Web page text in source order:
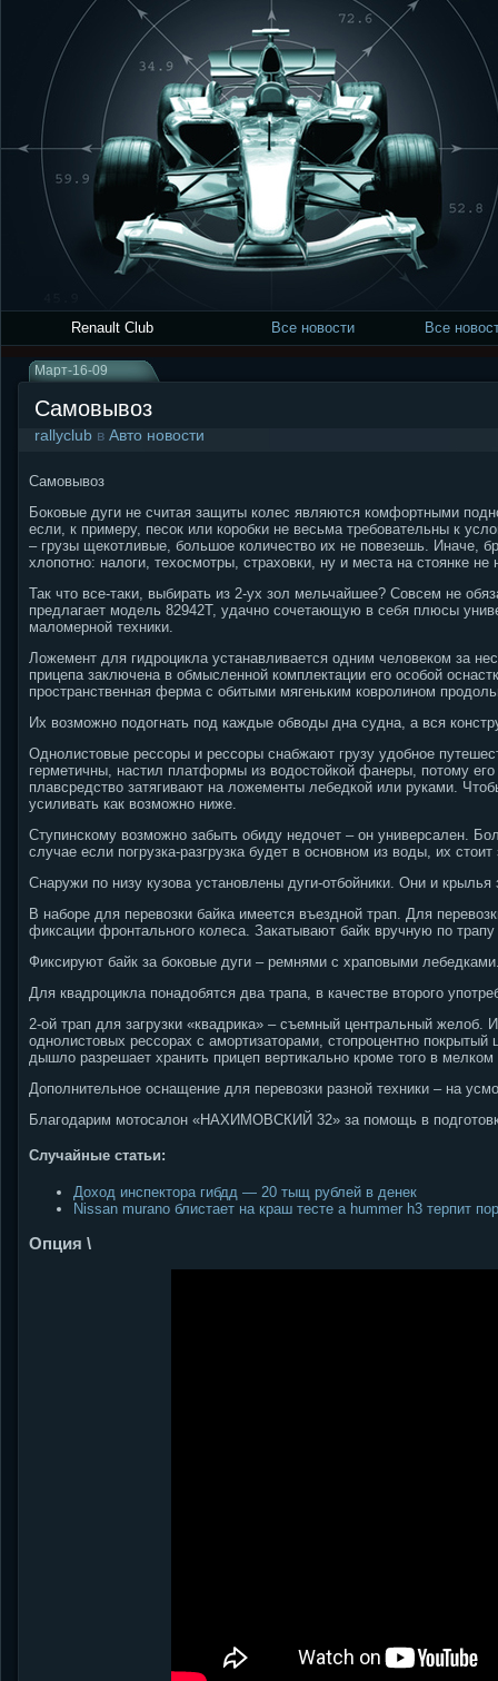
Renault Club Все новости Все
Март-16-09
Самовывоз
rallyclub в Авто новости
Самовывоз
Боковые дуги не считая защиты колес являются комфортными
если, к примеру, песок или коробки не весьма требовательны к
– грузы щекотливые, большое количество их не повезешь. Иначе,
хлопотно: налоги, техосмотры, страховки, ну и места на стоянке не
Так что все-таки, выбирать из 2-ух зол мельчайшее? Совсем не
предлагает модель 82942Т, удачно сочетающую в себя плюсы
маломерной техники.
Ложемент для гидроцикла устанавливается одним человеком за
прицепа заключена в обмысленной комплектации его особой
пространственная ферма с обитыми мягеньким ковролином
Их возможно подогнать под каждые обводы дна судна, а вся
Однолистовые рессоры и рессоры снабжают грузу удобное
герметичны, настил платформы из водостойкой фанеры, потому
плавсредство затягивают на ложементы лебедкой или руками.
усиливать как возможно ниже.
Ступинскому возможно забыть обиду недочет – он универсален.
случае если погрузка-разгрузка будет в основном из воды, их
Снаружи по низу кузова установлены дуги-отбойники. Они и
В наборе для перевозки байка имеется въездной трап. Для
фиксации фронтального колеса. Закатывают байк вручную по
Фиксируют байк за боковые дуги – ремнями с храповыми
Для квадроцикла понадобятся два трапа, в качестве второго
2-ой трап для загрузки «квадрика» – съемный центральный желоб.
однолистовых рессорах с амортизаторами, стопроцентно
дышло разрешает хранить прицеп вертикально кроме того в мелком
Дополнительное оснащение для перевозки разной техники – на
Благодарим мотосалон «НАХИМОВСКИЙ 32» за помощь в
Случайные статьи:
Доход инспектора гибдд — 20 тыщ рублей в денек
Nissan murano блистает на краш тесте а hummer h3 терпит
Опция \